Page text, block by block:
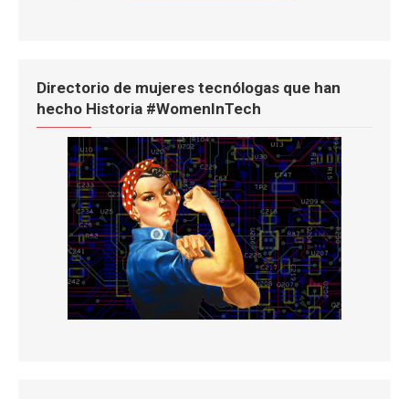
Directorio de mujeres tecnólogas que han
hecho Historia #WomenInTech